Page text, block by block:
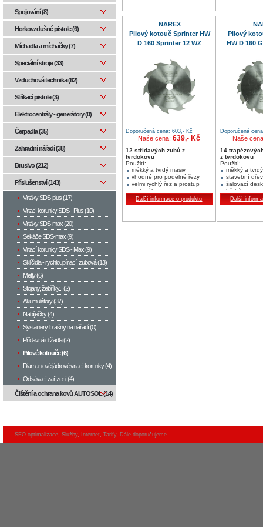
NAREX
Pilový kotouč Sprinter HW
D 160 Sprinter 12 WZ
Doporučená cena: 603,- Kč
Naše cena: 639,- Kč
12 střídavých zubů z
tvrdokovu
Použití:
měkký a tvrdý masiv
vhodné pro podélné řezy
velmi rychlý řez a prostup
materiálem
Další informace o produktu
Pilový
HW D 160
Doporučená
Naše
14
z tvrdokovu
Použití:
měkký a
stavební
šalovací
hřebíky
Další
Spojování (8)
Horkovzdušné pistole (6)
Míchadla a míchačky (7)
Speciální stroje (33)
Vzduchová technika (62)
Stříkací pistole (3)
Elektrocentrály - generátory (0)
Čerpadla (35)
Zahradní nářadí (38)
Brusivo (212)
Příslušenství (143)
Vrtáky SDS-plus (17)
Vrtací korunky SDS - Plus (10)
Vrtáky SDS-max (20)
Sekáče SDS-max (9)
Vrtací korunky SDS - Max (9)
Sklíčidla - rychloupínací, zubová (13)
Metly (6)
Stojany, žebříky... (2)
Akumulátory (37)
Nabíječky (4)
Systainery, brašny na nářadí (0)
Přídavná držadla (2)
Pilové kotouče (6)
Diamantové jádrové vrtací korunky (4)
Odsávací zařízení (4)
Čištění a ochrana kovů AUTOSOL (14)
SEO optimalizace, Služby, Internet, Tarify, Dále doporučujeme